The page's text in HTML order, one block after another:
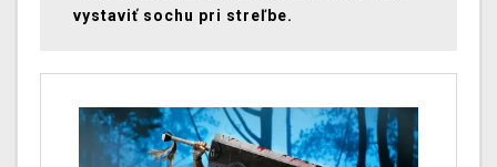
vystaviť sochu pri streľbe.